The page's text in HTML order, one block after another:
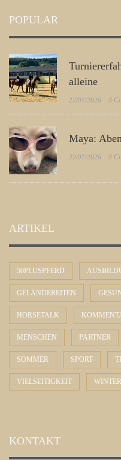
POPULAR
alleine
22/07/2026 0
Maya:
22/07/2026 0
ARTIKEL
50PLUSPFERD
GELÄNDEREITEN
HORSETALK
MENSCHEN PARTNER
SOMMER SPORT
VIELSEITIGKEIT WINTER
KONTAKT